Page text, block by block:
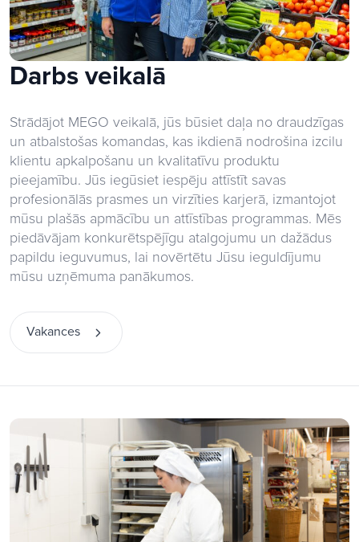
Darbs veikalā
Strādājot MEGO veikalā, jūs būsiet daļa no draudzīgas
un atbalstošas komandas, kas ikdienā nodrošina izcilu
klientu apkalpošanu un kvalitatīvu produktu
pieejamību. Jūs iegūsiet iespēju attīstīt savas
profesionālās prasmes un virzīties karjerā, izmantojot
mūsu plašās apmācību un attīstības programmas. Mēs
piedāvājam konkurētspējīgu atalgojumu un dažādus
papildu ieguvumus, lai novērtētu Jūsu ieguldījumu
mūsu uzņēmuma panākumos.
Vakances